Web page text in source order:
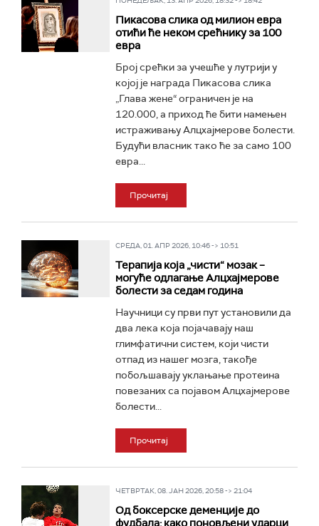
Пикасова слика од милион евра
отићи ће неком срећнику за 100
евра
Број срећки за учешће у лутрији у
којој је награда Пикасова слика
„Глава жене“ ограничен је на
120.000, а приход ће бити намењен
истраживању Алцхајмерове болести.
Будући власник тако ће за само 100
евра...
Прочитај
СРЕДА, 01. АПР 2026, 10:46 -> 10:51
Терапија која „чисти“ мозак –
могуће одлагање Алцхајмерове
болести за седам година
Научници су први пут установили да
два лека која појачавају наш
глимфатични систем, који чисти
отпад из нашег мозга, такође
побољшавају уклањање протеина
повезаних са појавом Алцхајмерове
болести...
Прочитај
ЧЕТВРТАК, 08. ЈАН 2026, 20:58 -> 21:04
Од боксерске деменције до
фудбала: како поновљени ударци